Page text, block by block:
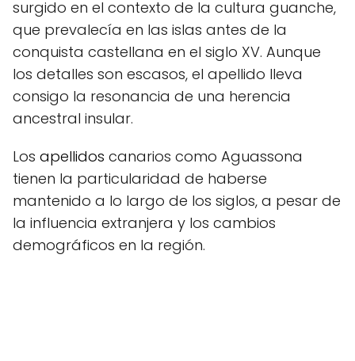
surgido en el contexto de la cultura guanche,
que prevalecía en las islas antes de la
conquista castellana en el siglo XV. Aunque
los detalles son escasos, el apellido lleva
consigo la resonancia de una herencia
ancestral insular.
Los apellidos canarios como Aguassona
tienen la particularidad de haberse
mantenido a lo largo de los siglos, a pesar de
la influencia extranjera y los cambios
demográficos en la región.